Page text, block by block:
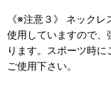
《※注意３》 ネック
使用していますので、
ります。スポーツ時
ご使用下さい。